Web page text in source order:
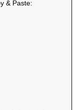
& Paste: